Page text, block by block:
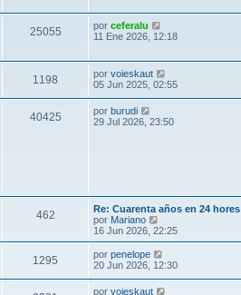
e
n
s
e
m
m
n
s
a
j
e
t
i
o
m
e
n
a
j
25055 por ceferalu
e
l
t
i
m
m
11 Ene 2026, 12:18
1198 por voieskaut
e
l
t
s
a
j
e
05 Jun 2025, 02:55
40425 por burudi
e
o
m
e
n
s
a
29 Jul 2026, 23:50
462
Re: Cuarenta años en 24 hores
por Mariano
e
r
ú
l
i
16 Jun 2026, 22:25
1295 por penelope
e
ú
20 Jun 2026, 12:30
por voieskaut